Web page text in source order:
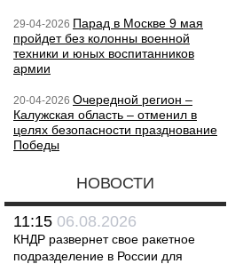
29-04-2026 Парад в Москве 9 мая
пройдет без колонны военной
техники и юных воспитанников
армии
20-04-2026 Очередной регион –
Калужская область – отменил в
целях безопасности празднование
Победы
НОВОСТИ
11:15 06.08.2026
КНДР развернет свое ракетное
подразделение в России для